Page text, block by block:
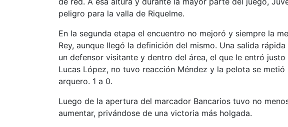
peligro para la valla de Riquelme.
En la segunda etapa el encuentro no mejoró y siempre la
Rey, aunque llegó la definición del mismo. Una salida
un defensor visitante y dentro del área, el que le entró
Lucas López, no tuvo reacción Méndez y la pelota se
arquero. 1 a 0.
Luego de la apertura del marcador Bancarios tuvo no
aumentar, privándose de una victoria más holgada.